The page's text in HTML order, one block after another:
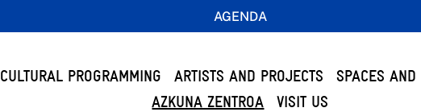
AGENDA
CULTURAL PROGRAMMING ARTISTS AND PROJECTS
SPACES AND
AZKUNA ZENTROA
VISIT US